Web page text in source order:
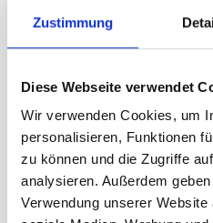
Zustimmung
Diese Webseite verwendet
Wir verwenden Cookies, um
personalisieren, Funktionen
zu können und die Zugriffe
analysieren. Außerdem
Verwendung unserer
Stabilizzatore Mod.
per bandiera 58
59.50 CHF